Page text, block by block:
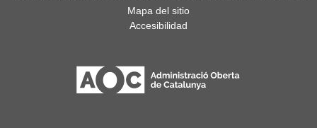
Mapa del sitio
Accesibilidad